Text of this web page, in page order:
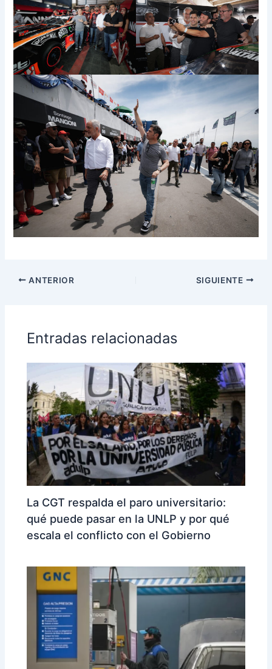
ANTERIOR SIGUIENTE
Entradas relacionadas
La CGT respalda el paro universitario:
qué puede pasar en la UNLP y por qué
escala el conflicto con el Gobierno